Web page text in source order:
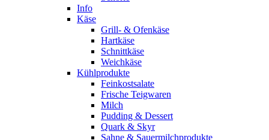
Info
Käse
Grill- & Ofenkäse
Hartkäse
Schnittkäse
Weichkäse
Kühlprodukte
Feinkostsalate
Frische Teigwaren
Milch
Pudding & Dessert
Quark & Skyr
Sahne & Sauermilchprodukte